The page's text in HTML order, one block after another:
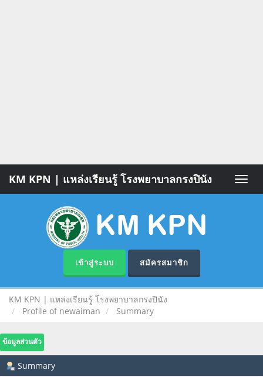
Toggle
KM KPN | แหล่งเรียนรู้ โรงพยาบาลกรงปินัง
เข้าสู่ระบบ สมัครสมาชิก
KM KPN | แหล่งเรียนรู้ โรงพยาบาลกรงปินัง
Profile of newaiman
Summary
ข้อมูลส่วนตัว
Summary